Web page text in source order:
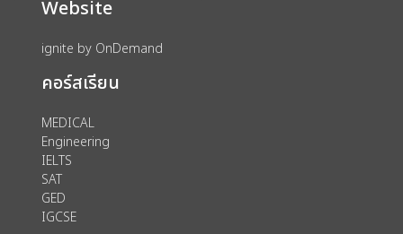
Website
ignite by OnDemand
คอร์สเรียน
MEDICAL
Engineering
IELTS
SAT
GED
IGCSE